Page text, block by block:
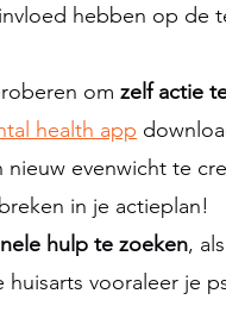
hebben op de
om zelf actie
health app
nieuw evenwicht te
in je actieplan!
hulp te zoeken,
vooraleer je